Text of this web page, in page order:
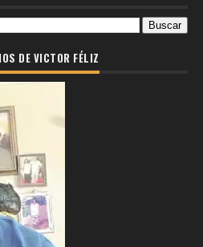
DE VICTOR FÉLIZ